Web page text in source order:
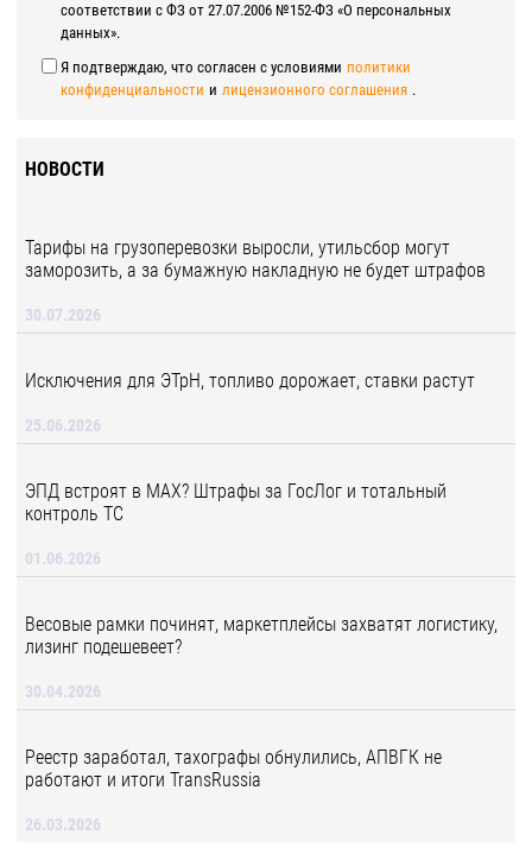
соответствии с ФЗ от 27.07.2006 №152-ФЗ «О персональных
данных».
Я подтверждаю, что согласен с условиями политики
конфиденциальности и лицензионного соглашения .
НОВОСТИ
Тарифы на грузоперевозки выросли, утильсбор могут
заморозить, а за бумажную накладную не будет штрафов
30.07.2026
Исключения для ЭТрН, топливо дорожает, ставки растут
25.06.2026
ЭПД встроят в MAX? Штрафы за ГосЛог и тотальный
контроль ТС
01.06.2026
Весовые рамки починят, маркетплейсы захватят логистику,
лизинг подешевеет?
30.04.2026
Реестр заработал, тахографы обнулились, АПВГК не
работают и итоги TransRussia
26.03.2026